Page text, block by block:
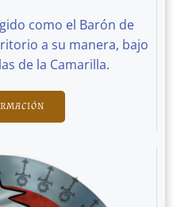
como el Barón de
a su manera, bajo
de la Camarilla.